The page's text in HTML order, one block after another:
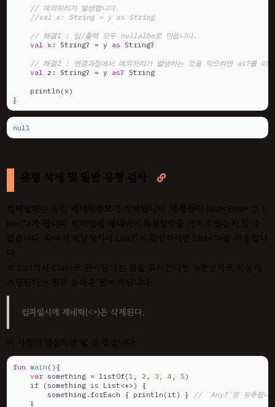
// 예외처리가 발생합니다.
//val x: String = y as String
// 해결1 : 입/출력 모두 nullalbe로 만듭니다.
val
x: String? = y as String?
// 해결2 : 변경과정에서 예외처리가 발생하는 것을 막으려면 as?를 이
val
z: String? = y as? String
    println(x)
}
null
유형 삭제 및 일반 유형 검사 
컴파일하는 동안 제네릭정보가 삭제됩니다. 예를들어 List<Foo> 는 L
ist<*>가 됩니다. 런타임에 제네릭이 특정형식을 가지고 있는지 알 수
없습니다. 따라서 해당형식이 List인지 확인하려면 List<*>를 사용합니
다.
※ List역시 Class로 관리된다는 점을 고려한다면, is연산자로 자동캐
스팅된다는 점은 놀라운 점이 아닙니다.
컴파일시에 제네릭(<>)은 삭제된다.
이 사실만 명심하면 될 것 같습니다.
fun main () {
var something = listOf(1 , 2, 3 , 4, 5 )
if (something is List<*>) {
        something.forEach { println(it) }
// `Any?`로 유추됩니
    }